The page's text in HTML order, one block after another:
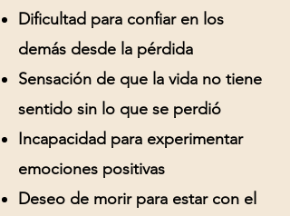
Dificultad para confiar en los
demás desde la pérdida
Sensación de que la vida no tiene
sentido sin lo que se perdió
Incapacidad para experimentar
emociones positivas
Deseo de morir para estar con el